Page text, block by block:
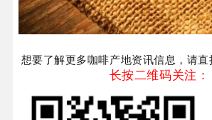
想要了解更多咖啡产地资讯信息，请
长按二维码关注：